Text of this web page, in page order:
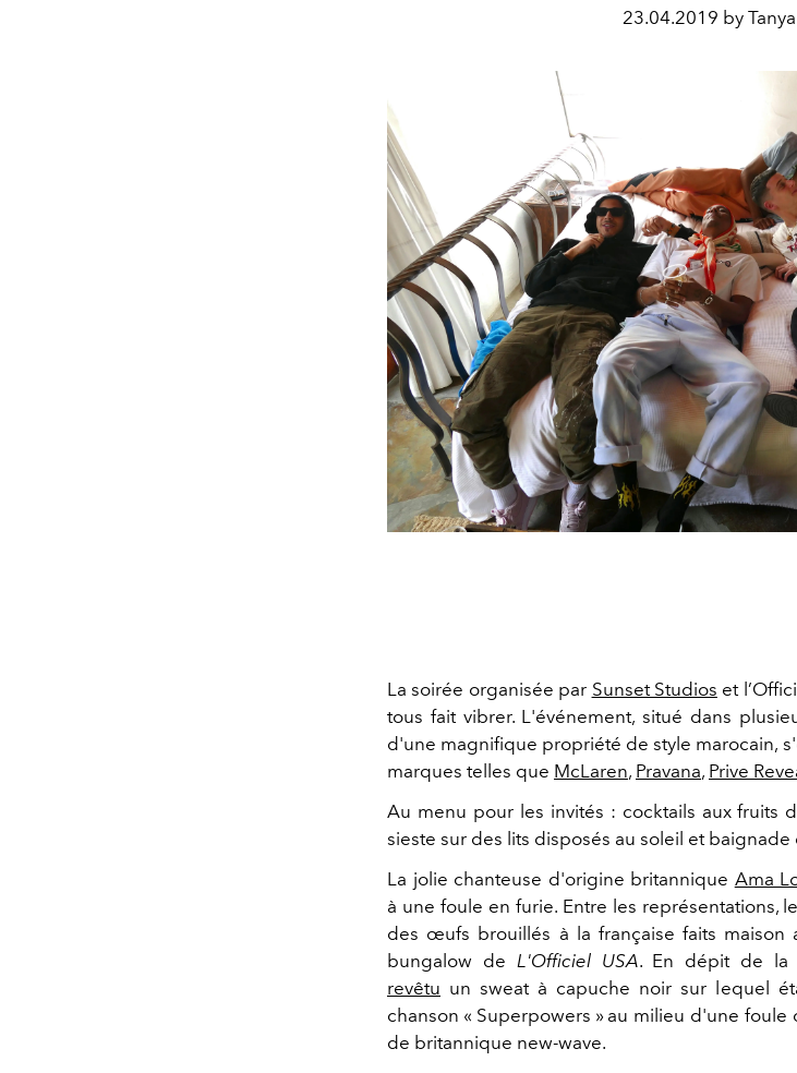
23.04.2019 by
La soirée organisée par Sunset Studios et
tous fait vibrer. L'événement, situé dans
d'une magnifique propriété de style marocain,
marques telles que McLaren, Pravana, Prive
Au menu pour les invités : cocktails aux fruits
sieste sur des lits disposés au soleil et
La jolie chanteuse d'origine britannique Ama
à une foule en furie. Entre les représentations,
des œufs brouillés à la française faits maison
bungalow de L'Officiel USA. En dépit de la
revêtu un sweat à capuche noir sur lequel
chanson « Superpowers » au milieu d'une
de britannique new-wave.